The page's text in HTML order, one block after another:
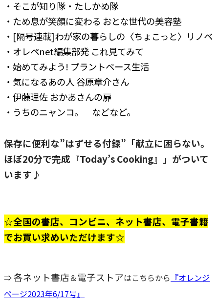
・そこが知り隊・たしかめ隊
・ため息が笑顔に変わる おとな世代の美容塾
・[隔号連載]わが家の暮らしの〈ちょこっと〉リノベ
・オレペnet編集部発 これ見てみて
・始めてみよう! プラントベース生活
・気になるあの人 谷原章介さん
・伊藤理佐 おかあさんの扉
・うちのニャンコ。 などなど。
保存に便利な”はずせる付録”「献立に困らない。
ほぼ20分で完成『Today’s Cooking』」がついて
います♪
☆全国の書店、コンビニ、ネット書店、電子書籍
でお買い求めいただけます☆
⇒各ネット書店＆電子ストアはこちらから 『オレンジ
ページ2023年6/17号』